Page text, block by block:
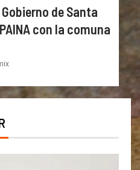
de Santa
con la comuna